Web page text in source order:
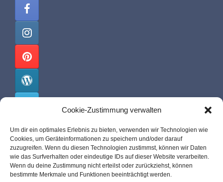
Cookie-Zustimmung verwalten
Um dir ein optimales Erlebnis zu bieten, verwenden wir Technologien wie
Cookies, um Geräteinformationen zu speichern und/oder darauf
zuzugreifen. Wenn du diesen Technologien zustimmst, können wir Daten
wie das Surfverhalten oder eindeutige IDs auf dieser Website verarbeiten.
Wenn du deine Zustimmung nicht erteilst oder zurückziehst, können
bestimmte Merkmale und Funktionen beeinträchtigt werden.
malis-pit.de
Über mich
Impressum